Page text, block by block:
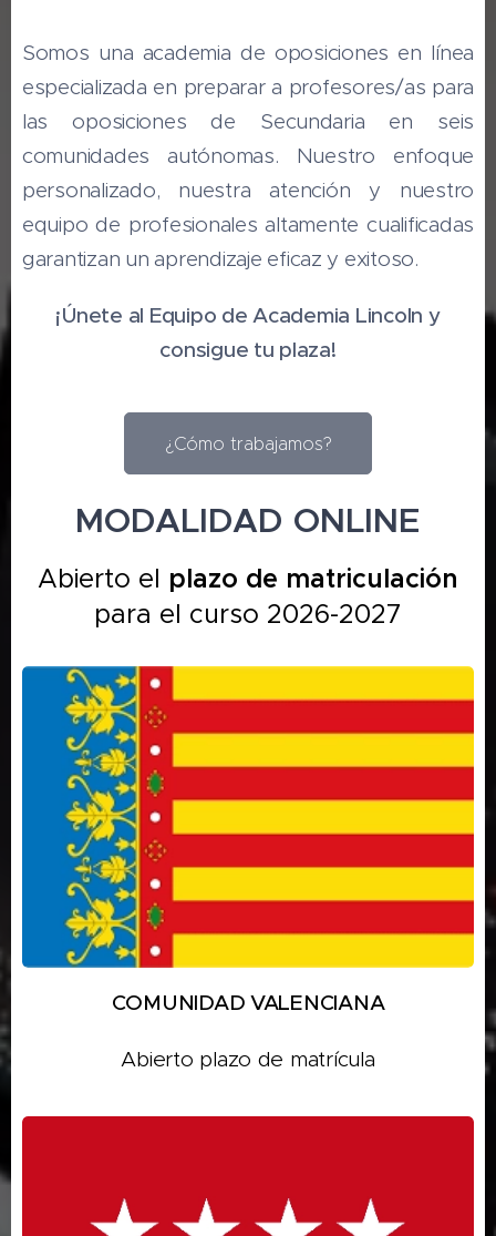
Somos una academia de oposiciones en línea
especializada en preparar a profesores/as para
las oposiciones de Secundaria en seis
comunidades autónomas. Nuestro enfoque
personalizado, nuestra atención y nuestro
equipo de profesionales altamente cualificadas
garantizan un aprendizaje eficaz y exitoso.
¡Únete al Equipo de Academia Lincoln y
consigue tu plaza!
¿Cómo trabajamos?
MODALIDAD ONLINE
Abierto el plazo de matriculación
para el curso 2026-2027
COMUNIDAD VALENCIANA
Abierto plazo de matrícula